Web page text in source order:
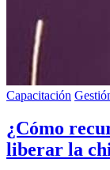
Capacitación
¿Cómo
liberar la